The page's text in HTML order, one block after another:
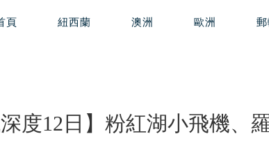
頁 紐西蘭 澳洲 歐洲
度12日】粉紅湖小飛機